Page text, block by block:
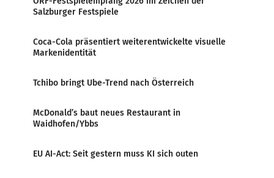
Salzburger Festspiele
Coca-Cola präsentiert weiterentwickelte visuelle
Markenidentität
Tchibo bringt Ube-Trend nach Österreich
McDonald’s baut neues Restaurant in
Waidhofen/Ybbs
EU AI-Act: Seit gestern muss KI sich outen